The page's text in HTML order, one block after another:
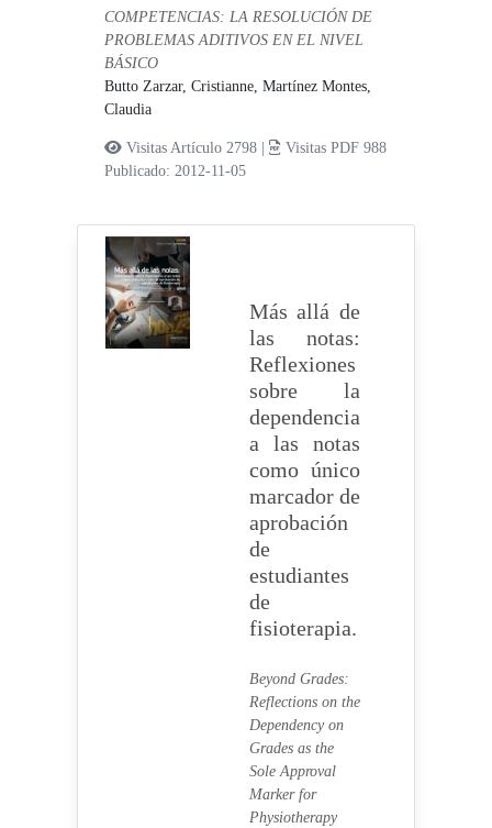
COMPETENCIAS: LA RESOLUCIÓN DE
PROBLEMAS ADITIVOS EN EL NIVEL
BÁSICO
Butto Zarzar, Cristianne,Martínez Montes,
Claudia
Visitas Artículo 2798 |
Visitas PDF 988
Publicado: 2012-11-05
Más allá de
las notas:
Reflexiones
sobre la
dependencia
a las notas
como único
marcador de
aprobación
de
estudiantes
de
fisioterapia.
Beyond Grades:
Reflections on the
Dependency on
Grades as the
Sole Approval
Marker for
Physiotherapy